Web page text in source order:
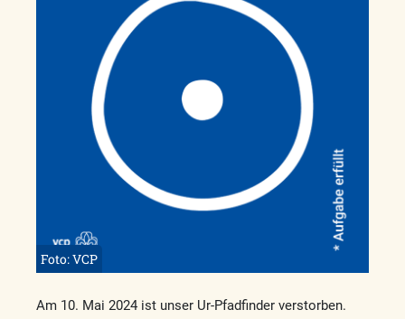
Foto: VCP
Am 10. Mai 2024 ist unser Ur-Pfadfinder verstorben.